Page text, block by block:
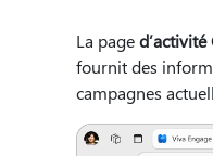
La page
fournit des
campagnes